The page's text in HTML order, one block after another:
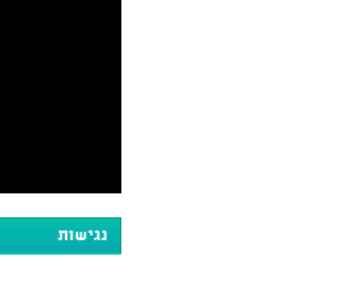
נגישות